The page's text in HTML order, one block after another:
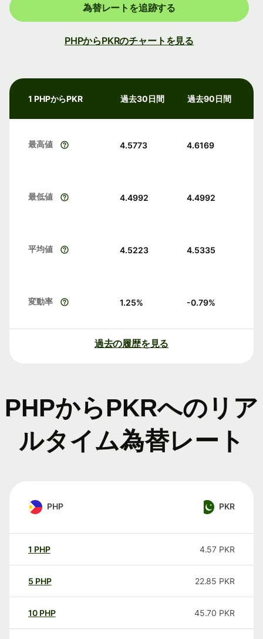
為替レートを追跡する
PHPからPKRのチャートを見る
1 PHPからPKR 過去30日間 過去90日間
最高値 4.5773 4.6169
最低値 4.4992 4.4992
平均値 4.5223 4.5335
変動率 1.25% -0.79%
過去の履歴を見る
PHPからPKRへのリア
ルタイム為替レート
PHP PKR
1 PHP 4.57 PKR
5 PHP 22.85 PKR
10 PHP 45.70 PKR